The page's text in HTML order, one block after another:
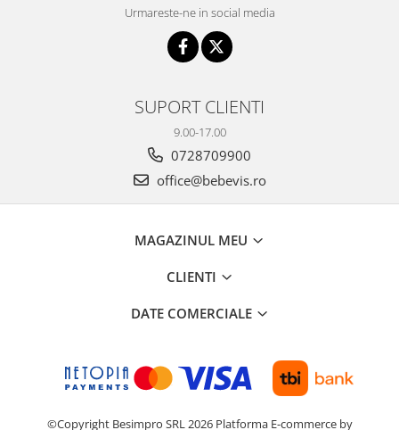
Urmareste-ne in social media
SUPORT CLIENTI
9.00-17.00
0728709900
office@bebevis.ro
MAGAZINUL MEU
CLIENTI
DATE COMERCIALE
©Copyright Besimpro SRL 2026 Platforma E-commerce by